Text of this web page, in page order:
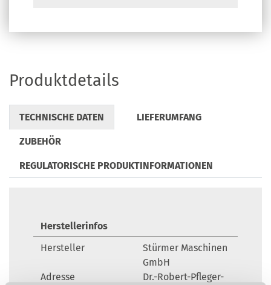
Produktdetails
TECHNISCHE DATEN LIEFERUMFANG
ZUBEHÖR
REGULATORISCHE PRODUKTINFORMATIONEN
Herstellerinfos
Hersteller
Stürmer Maschinen
GmbH
Adresse
Dr.-Robert-Pfleger-